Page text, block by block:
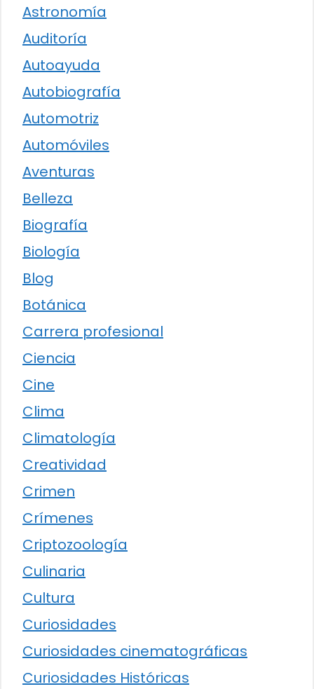
Astronomía
Auditoría
Autoayuda
Autobiografía
Automotriz
Automóviles
Aventuras
Belleza
Biografía
Biología
Blog
Botánica
Carrera profesional
Ciencia
Cine
Clima
Climatología
Creatividad
Crimen
Crímenes
Criptozoología
Culinaria
Cultura
Curiosidades
Curiosidades cinematográficas
Curiosidades Históricas